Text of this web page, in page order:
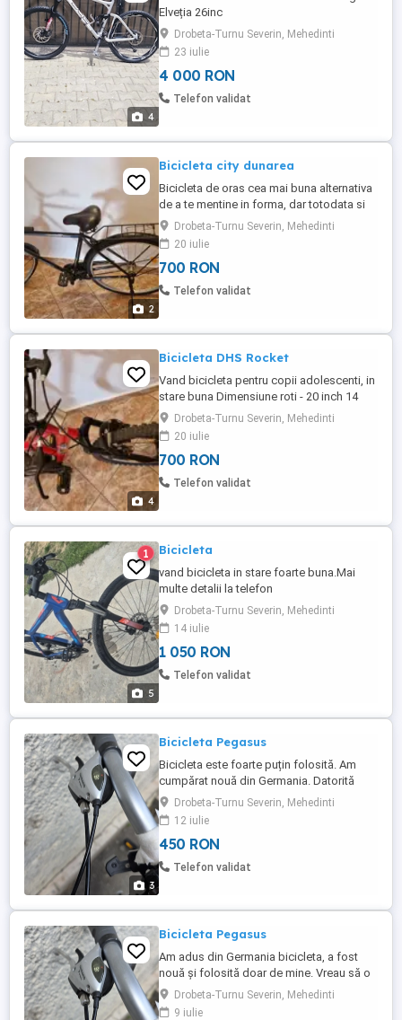
4
Elveția 26inc
Drobeta-Turnu Severin, Mehedinti
23 iulie
4 000 RON
Telefon validat
2
Bicicleta city dunarea
Bicicleta de oras cea mai buna alternativa
de a te mentine in forma, dar totodata si
de a proteja mediu inconjurator. Se
preteaza atat pentru plimbari relaxante in
parc, cat si ca un mijloc la indemana de a
ajunge mai repede la serviciu.
SPECIFICATII TEHNICE: COD PRODUS -
Drobeta-Turnu Severin, Mehedinti
20 iulie
700 RON
Telefon validat
4
Bicicleta DHS Rocket
Vand bicicleta pentru copii adolescenti, in
stare buna Dimensiune roti - 20 inch 14
viteze pe roata Frana pe roata fata, spate
Accesorii: lanterna, claxon, led spate
Drobeta-Turnu Severin, Mehedinti
20 iulie
700 RON
Telefon validat
5
1 Bicicleta
vand bicicleta in stare foarte buna.Mai
multe detalii la telefon
Drobeta-Turnu Severin, Mehedinti
14 iulie
1 050 RON
Telefon validat
3
Bicicleta Pegasus
Bicicleta este foarte puțin folosită. Am
cumpărat nouă din Germania. Datorită
faptului că sunt grasă nu am mai putut
merge pe ea. Negociem prețul că mă
întorc foarte repede în Germania
Drobeta-Turnu Severin, Mehedinti
12 iulie
450 RON
Telefon validat
Bicicleta Pegasus
Am adus din Germania bicicleta, a fost
nouă și folosită doar de mine. Vreau să o
dau cât mai repede pentru ca ne
întoarcem în Germania
Drobeta-Turnu Severin, Mehedinti
9 iulie